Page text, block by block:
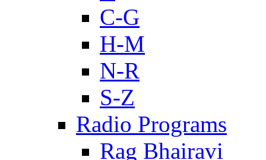
C-G
H-M
N-R
S-Z
Radio Programs
Rag Bhairavi